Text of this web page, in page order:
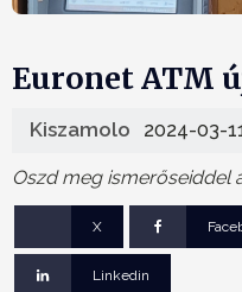
Euronet ATM
Kiszamolo 2024-03-
Oszd meg ismerőseiddel
X
Linkedin